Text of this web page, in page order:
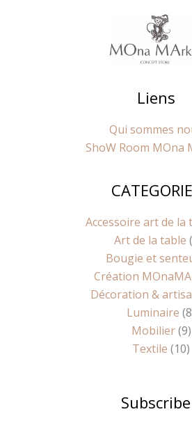
Liens
Qui sommes
ShoW Room MOna
Accessoire art de la
Art de la table
Bougie et
Création
Décoration &
Luminaire 8
Mobilier 9
9
Textile 10
Subscribe